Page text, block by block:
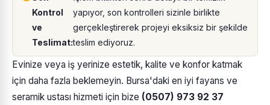
Kontrol
ve
Teslimat:
yapıyor, son kontrolleri sizinle birlikte
gerçekleştirerek projeyi eksiksiz bir şekilde
teslim ediyoruz.
Evinize veya iş yerinize estetik, kalite ve konfor katmak
için daha fazla beklemeyin. Bursa'daki en iyi fayans ve
seramik ustası hizmeti için bize (0507) 973 92 37